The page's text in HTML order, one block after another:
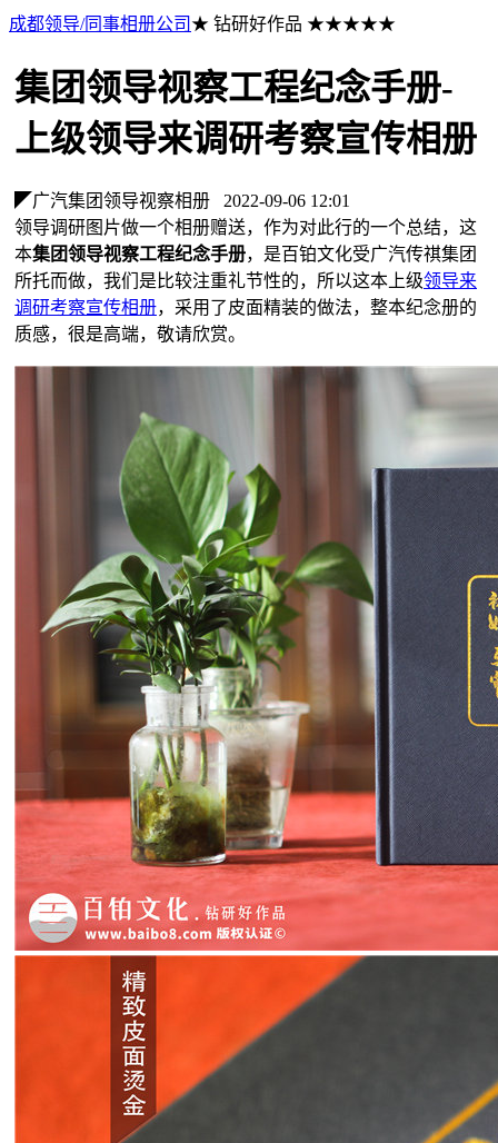
成都领导/同事相册公司 ★ 钻研好作品 ★★★★★
集团领导视察工程纪念手册-
上级领导来调研考察宣传相册
◤广汽集团领导视察相册
2022-09-06 12:01
领导调研图片做一个相册赠送，作为对此行的一个总结，这
本集团领导视察工程纪念手册，是百铂文化受广汽传祺集团
所托而做，我们是比较注重礼节性的，所以这本上级领导来
调研考察宣传相册，采用了皮面精装的做法，整本纪念册的
质感，很是高端，敬请欣赏。